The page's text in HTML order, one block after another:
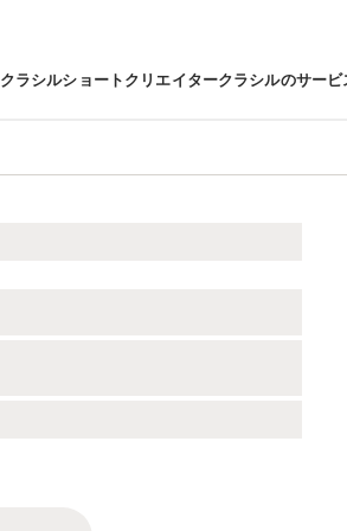
クラシルショートクリエイタークラシルのサービ